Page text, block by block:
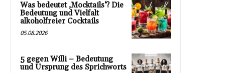
Was bedeutet ‚Mocktails‘? Die
Bedeutung und Vielfalt
alkoholfreier Cocktails
05.08.2026
5 gegen Willi – Bedeutung
und Ursprung des Sprichworts